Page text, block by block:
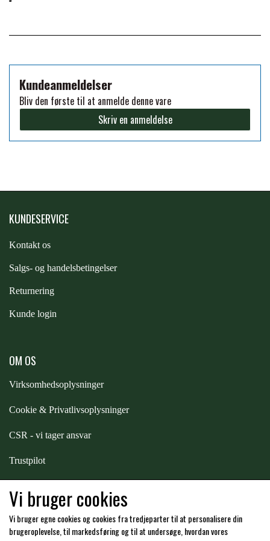
PREMIER EQUINE GROOMING & STALD
PREMIER EQUINE RYTTER
LIKIT
MUSTAD
NAF
TKO
WALDHAUSEN
WALSH
Kundeanmeldelser
Bliv den første til at anmelde denne vare
Skriv en anmeldelse
KUNDESERVICE
Kontakt os
Salgs- og handelsbetingelser
Returnering
Kunde login
OM OS
Virksomhedsoplysninger
Cookie & Privatlivsoplysninger
CSR - vi tager ansvar
Trustpilot
Hos os kan du betale med:
Vi bruger cookies
Vi bruger egne cookies og cookies fra tredjeparter til at personalisere din
brugeroplevelse, til markedsføring og til at undersøge, hvordan vores